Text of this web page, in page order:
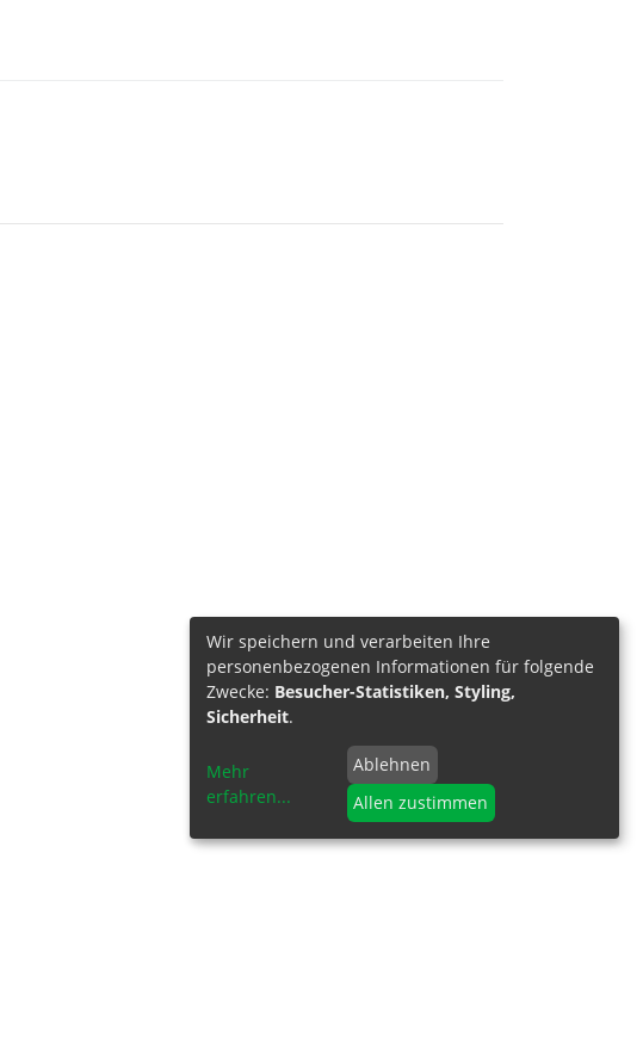
Wir speichern und verarbeiten Ihre
personenbezogenen Informationen für folgende
Zwecke: Besucher-Statistiken, Styling,
Sicherheit.
Mehr
erfahren...
Ablehnen
Allen zustimmen